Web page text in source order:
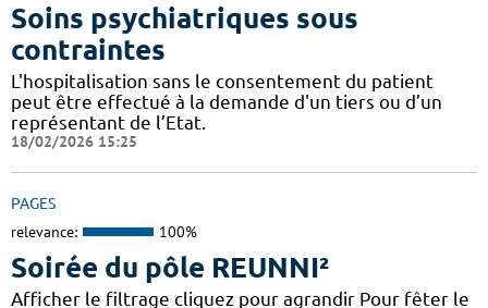
Soins psychiatriques sous
contraintes
L'hospitalisation sans le consentement du patient
peut être effectué à la demande d'un tiers ou d’un
représentant de l’Etat.
18/02/2026 15:25
PAGES
relevance: 100%
Soirée du pôle REUNNI²
Afficher le filtrage cliquez pour agrandir Pour fêter le